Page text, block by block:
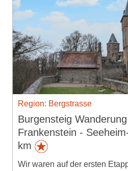
Region: Bergstrasse
Burgensteig
Frankenstein -
km
Wir waren auf der ersten